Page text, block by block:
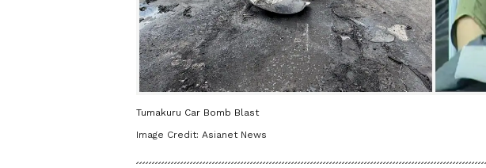
Tumakuru Car Bomb Blast
Image Credit: Asianet News